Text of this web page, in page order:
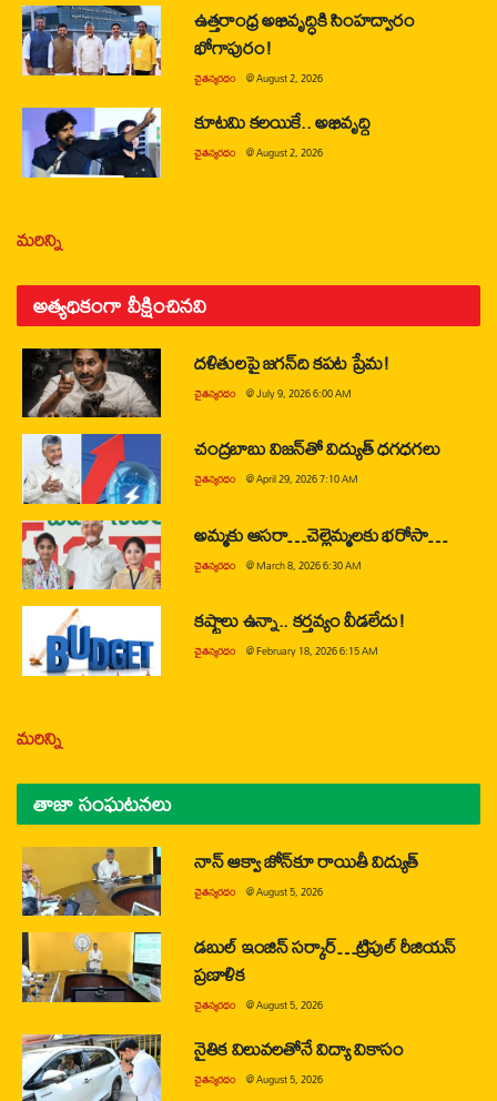
ఉత్తరాంధ్ర అభివృద్ధికి సింహద్వారం
భోగాపురం!
చైతన్యరధం @August 2, 2026
కూటమి కలయికే.. అభివృద్ధి
చైతన్యరధం @August 2, 2026
మరిన్ని
అత్యధికంగా వీక్షించినవి
దళితులపై జగన్‌ది కపట ప్రేమ!
చైతన్యరధం @July 9, 2026 6:00 AM
చంద్రబాబు విజన్‌తో విద్యుత్ ధగధగలు
చైతన్యరధం @April 29, 2026 7:10 AM
అమ్మకు ఆసరా…చెల్లెమ్మలకు భరోసా…
చైతన్యరధం @March 8, 2026 6:30 AM
కష్టాలు ఉన్నా.. కర్తవ్యం వీడలేదు!
చైతన్యరధం @February 18, 2026 6:15 AM
మరిన్ని
తాజా సంఘటనలు
నాన్ ఆక్వా జోన్‌కూ రాయితీ విద్యుత్
చైతన్యరధం @August 5, 2026
డబుల్ ఇంజిన్ సర్కార్…ట్రిపుల్ రీజియన్
ప్రణాళిక
చైతన్యరధం @August 5, 2026
నైతిక విలువలతోనే విద్యా వికాసం
చైతన్యరధం @August 5, 2026